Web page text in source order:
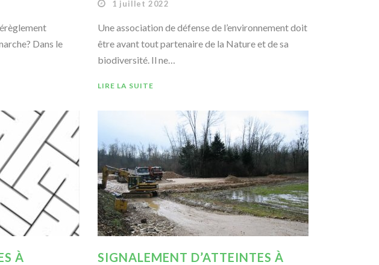
Dans le
1 juillet 2022
Une association de défense de l’environnement doit
être avant tout partenaire de la Nature et de sa
biodiversité. Il ne…
LIRE LA SUITE
À
SIGNALEMENT D’ATTEINTES À